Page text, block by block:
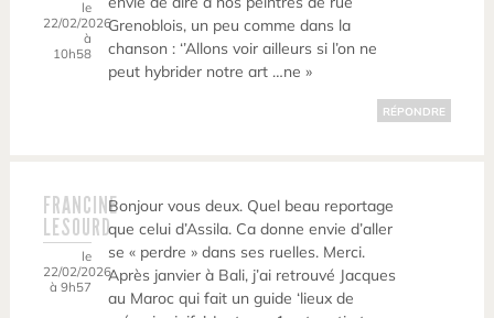
le
22/02/2026
à
10h58
Grenoblois, un peu comme dans la
chanson : ‘’Allons voir ailleurs si l’on ne
peut hybrider notre art …ne »
RÉPONDRE
FRANCINE
LESOURD
le
22/02/2026
à 9h57
Bonjour vous deux. Quel beau reportage
que celui d’Assila. Ca donne envie d’aller
se « perdre » dans ses ruelles. Merci.
Après janvier à Bali, j’ai retrouvé Jacques
au Maroc qui fait un guide ‘lieux de